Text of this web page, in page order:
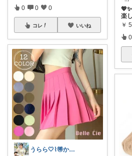
0 0 0
コレ いいね
うらら🤍⌇🉐かわいい暮らし
楽
￥
0